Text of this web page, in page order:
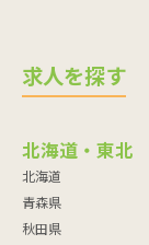
求人を探す
北海道・東北
北海道
青森県
秋田県